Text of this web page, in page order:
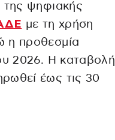
της ψηφιακής
με τη χρήση
η προθεσμία
2026. Η καταβολή
έως τις 30